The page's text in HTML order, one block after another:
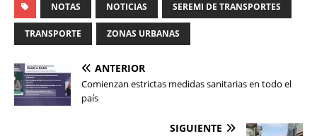
NOTAS NOTICIAS SEREMI DE TRANSPORTES
TRANSPORTE ZONAS URBANAS
ANTERIOR
Comienzan estrictas medidas sanitarias en todo el
país
SIGUIENTE